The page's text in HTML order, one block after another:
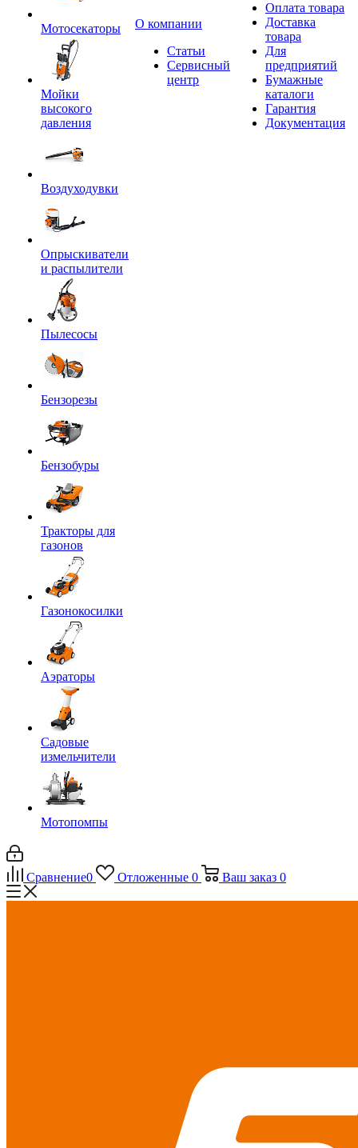
Мотосекаторы
Мойки
высокого
давления
Воздуходувки
Опрыскиватели
и распылители
Пылесосы
Бензорезы
Бензобуры
Тракторы для
газонов
Газонокосилки
Аэраторы
Садовые
измельчители
Мотопомпы
O компании
Статьи
Сервисный
центр
Оплата товара
Доставка
товара
Для
предприятий
Бумажные
каталоги
Гарантия
Документация
Сравнение0 Отложенные 0 Ваш заказ 0